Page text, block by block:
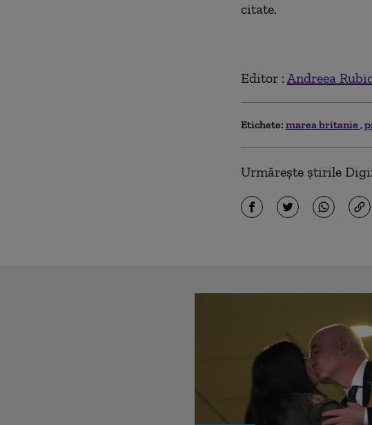
citate.
Editor : Andreea
Etichete: marea britanie
Urmărește știrile